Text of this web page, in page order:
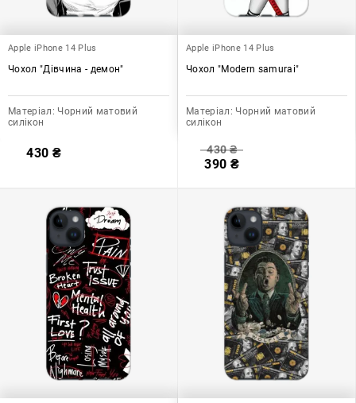
Apple iPhone 14 Plus
Чохол "Дівчина - демон"
Матеріал: Чорний матовий
силікон
430 ₴
Apple iPhone 14 Plus
Чохол "Modern samurai"
Матеріал: Чорний матовий
силікон
430₴
390 ₴